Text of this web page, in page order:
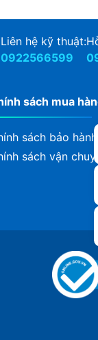
Liên hệ kỹ thuật:
0922566599
sách mua
sách bảo hành
sách vận